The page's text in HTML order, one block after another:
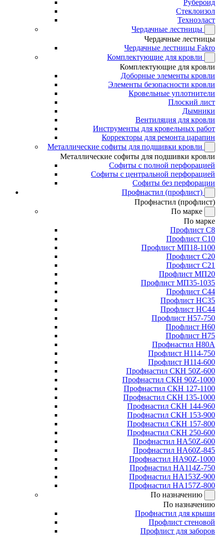
Рубероид
Стеклоизол
Техноэласт
Чердачные лестницы
Чердачные лестницы
Чердачные лестницы Fakro
Комплектующие для кровли
Комплектующие для кровли
Доборные элементы кровли
Элементы безопасности кровли
Кровельные уплотнители
Плоский лист
Дымники
Вентиляция для кровли
Инструменты для кровельных работ
Корректоры для ремонта царапин
Металлические софиты для подшивки кровли
Металлические софиты для подшивки кровли
Софиты с полной перфорацией
Софиты с центральной перфорацией
Софиты без перфорации
Профнастил (профлист)
Профнастил (профлист)
По марке
По марке
Профлист С8
Профлист С10
Профлист МП18-1100
Профлист С20
Профлист С21
Профлист МП20
Профлист МП35-1035
Профлист С44
Профлист НС35
Профлист НС44
Профлист Н57-750
Профлист Н60
Профлист Н75
Профнастил Н80А
Профлист Н114-750
Профлист Н114-600
Профнастил СКН 50Z-600
Профнастил СКН 90Z-1000
Профнастил СКН 127-1100
Профнастил СКН 135-1000
Профнастил СКН 144-960
Профнастил СКН 153-900
Профнастил СКН 157-800
Профнастил СКН 250-600
Профнастил НА50Z-600
Профнастил НА60Z-845
Профнастил НА90Z-1000
Профнастил НА114Z-750
Профнастил НА153Z-900
Профнастил НА157Z-800
По назначению
По назначению
Профнастил для крыши
Профлист стеновой
Профлист для заборов